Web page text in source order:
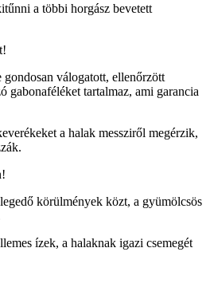
a többi horgász bevetett
gondosan válogatott, ellenőrzött
gabonaféléket tartalmaz, ami garancia
a halak messziről megérzik,
körülmények közt, a gyümölcsös
ízek, a halaknak igazi csemegét